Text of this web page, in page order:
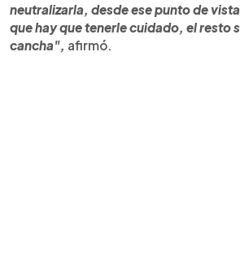
neutralizarla, desde ese punto de
que hay que tenerle cuidado, el resto
cancha", afirmó.